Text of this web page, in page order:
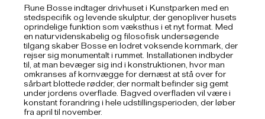
Rune Bosse indtager drivhuset i Kunstparken med en
stedspecifik og levende skulptur, der genopliver husets
oprindelige funktion som væksthus i et nyt format. Med
en naturvidenskabelig og filosofisk undersøgende
tilgang skaber Bosse en lodret voksende kornmark, der
rejser sig monumentalt i rummet. Installationen indbyder
til, at man bevæger sig ind i konstruktionen, hvor man
omkranses af kornvægge for dernæst at stå over for
sårbart blottede rødder, der normalt befinder sig gemt
under jordens overflade. Bagved overfladen vil være i
konstant forandring i hele udstillingsperioden, der løber
fra april til november.